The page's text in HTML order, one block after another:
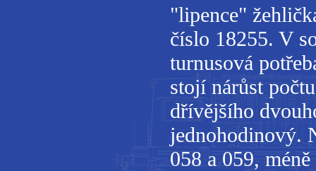
"lipence"
číslo 18255. V
turnusová
stojí nárůst
dřívějšího
jednohodinový.
058 a 059,